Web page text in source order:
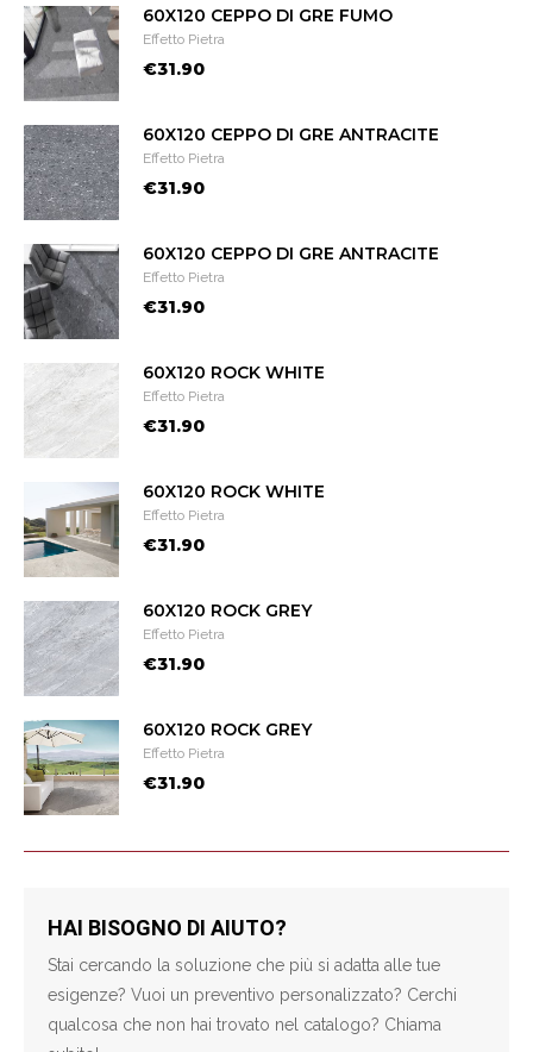
60X120 CEPPO DI GRE FUMO
Effetto Pietra
€31.90
60X120 CEPPO DI GRE ANTRACITE
Effetto Pietra
€31.90
60X120 CEPPO DI GRE ANTRACITE
Effetto Pietra
€31.90
60X120 ROCK WHITE
Effetto Pietra
€31.90
60X120 ROCK WHITE
Effetto Pietra
€31.90
60X120 ROCK GREY
Effetto Pietra
€31.90
60X120 ROCK GREY
Effetto Pietra
€31.90
HAI BISOGNO DI AIUTO?
Stai cercando la soluzione che più si adatta alle tue
esigenze? Vuoi un preventivo personalizzato? Cerchi
qualcosa che non hai trovato nel catalogo? Chiama